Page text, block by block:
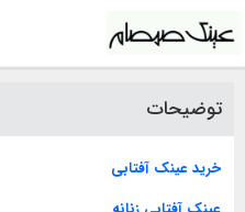
توضیحات
خرید عینک آفتابی